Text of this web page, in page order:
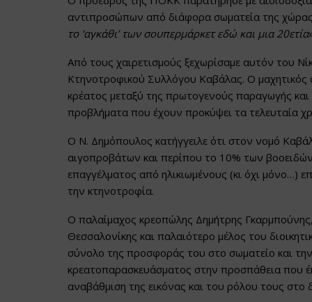
αντιπροσώπων από διάφορα σωματεία της
το ‘αγκάθι’ των σουπερμάρκετ εδώ και μια 20ετία
Από τους χαιρετισμούς ξεχωρίσαμε αυτόν του
Κτηνοτροφικού Συλλόγου Καβάλας. Ο
κρέατος μεταξύ της πρωτογενούς παραγωγής
προβλήματα που έχουν προκύψει τα τελευταία
Ο Ν. Δημόπουλος κατήγγειλε ότι στον νομό
αιγοπροβάτων και περίπου το 10% των
επαγγέλματος από ηλικιωμένους (κι όχι μόνο…)
την κτηνοτροφία.
Ο παλαίμαχος κρεοπώλης Δημήτρης
Θεσσαλονίκης και παλαιότερο μέλος του
σύνολο της προσφοράς του στο σωματείο και
κρεατοπαρασκευάσματος στην προσπάθεια που
αναβάθμιση της εικόνας και του ρόλου τους στο